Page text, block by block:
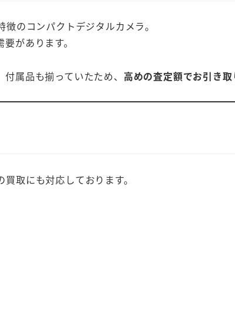
徴のコンパクトデジタルカメラ。
があります。
属品も揃っていたため、 高めの査定額でお引き取
取にも対応しております。